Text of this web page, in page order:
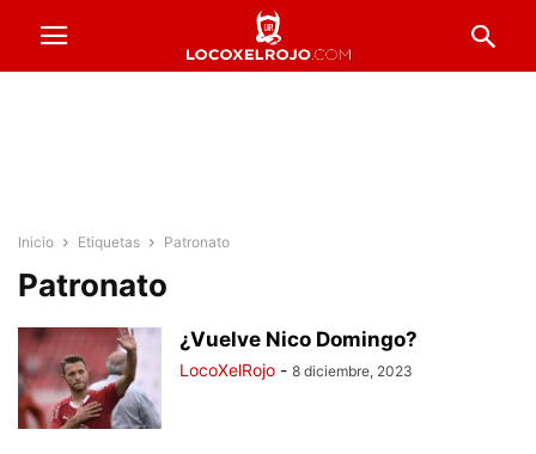
Inicio Etiquetas Patronato
Patronato
¿Vuelve Nico Domingo?
LocoXelRojo - 8 diciembre, 2023